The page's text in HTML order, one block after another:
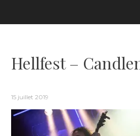
Hellfest –
15 juillet 2019